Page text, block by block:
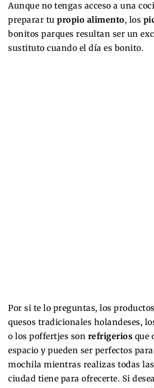
Aunque no tengas acceso a una
preparar tu propio alimento, los
bonitos parques resultan ser un
sustituto cuando el día es bonito.
Por si te lo preguntas, los
quesos tradicionales holandeses,
o los poffertjes son refrigerios que
espacio y pueden ser perfectos
mochila mientras realizas todas las
ciudad tiene para ofrecerte. Si